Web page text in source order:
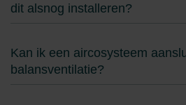
dit alsnog installeren?
Kan ik een aircosysteem
balansventilatie?